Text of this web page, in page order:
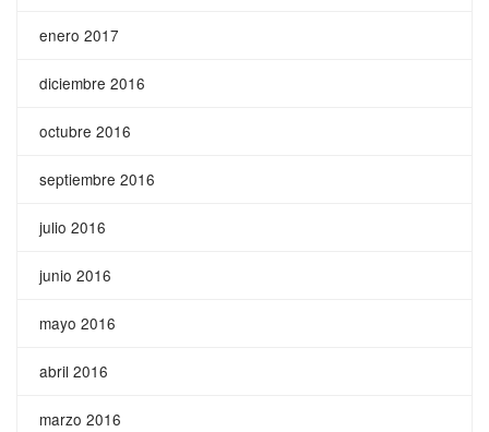
enero 2017
diciembre 2016
octubre 2016
septiembre 2016
julio 2016
junio 2016
mayo 2016
abril 2016
marzo 2016